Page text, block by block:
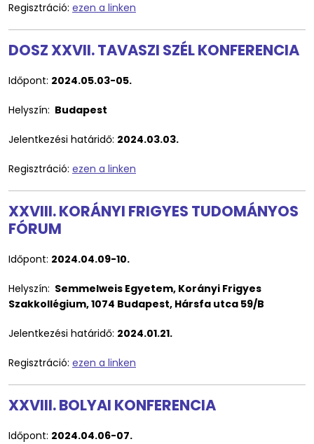
Regisztráció: ezen a linken
DOSZ XXVII. TAVASZI SZÉL KONFERENCIA
Időpont: 2024.05.03-05.
Helyszín: Budapest
Jelentkezési határidő: 2024.03.03.
Regisztráció: ezen a linken
XXVIII. KORÁNYI FRIGYES TUDOMÁNYOS
FÓRUM
Időpont: 2024.04.09-10.
Helyszín: Semmelweis Egyetem, Korányi Frigyes
Szakkollégium, 1074 Budapest, Hársfa utca 59/B
Jelentkezési határidő: 2024.01.21.
Regisztráció: ezen a linken
XXVIII. BOLYAI KONFERENCIA
Időpont: 2024.04.06-07.